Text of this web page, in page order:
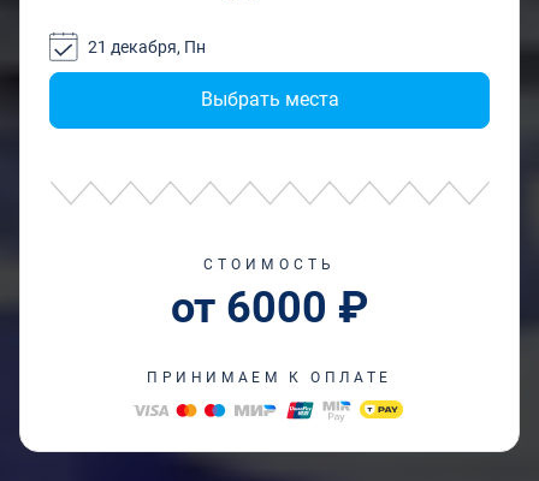
Выбрать места
21 декабря, Пн
СТОИМОСТЬ
от 6000 ₽
ПРИНИМАЕМ К ОПЛАТЕ